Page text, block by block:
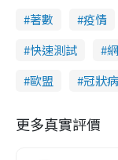
著數 疫情
快速測試
歐盟
冠狀
更多真實評價